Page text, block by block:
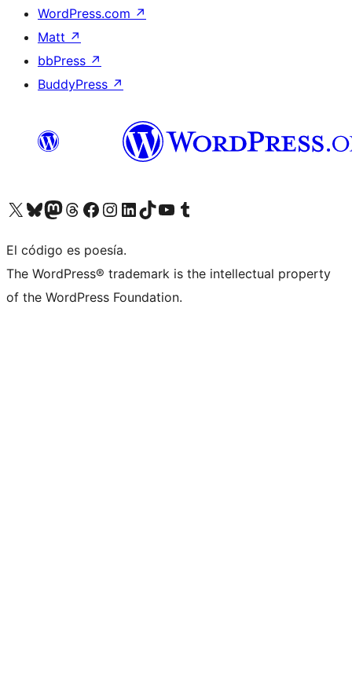
WordPress.com ↗
Matt ↗
bbPress ↗
BuddyPress ↗
Visita nuestra cuenta de X (anteriormente Twitter)
Visit our Bluesky account
Visit our Mastodon account
Visit our Threads account
Visita nuestra página de Facebook
Visita nuestra cuenta de Instagram
Visita nuestra cuenta de LinkedIn
Visit our TikTok account
Visita nuestro canal de YouTube
Visit our Tumblr account
El código es poesía.
The WordPress® trademark is the intellectual property
of the WordPress Foundation.